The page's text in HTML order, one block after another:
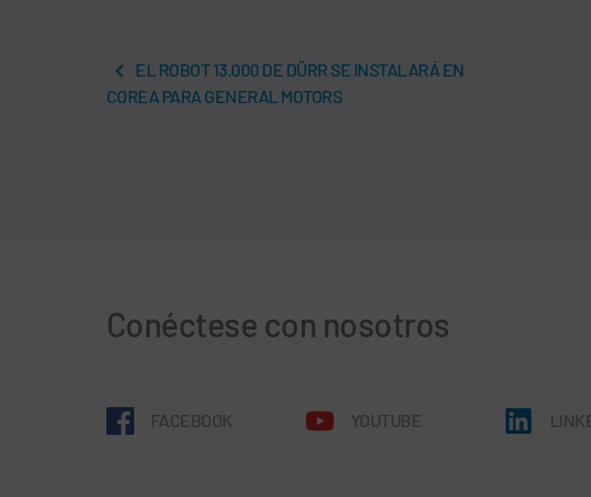
EL ROBOT 13.000 DE DÜRR SE INSTALARÁ EN
COREA PARA GENERAL MOTORS
Conéctese con nosotros
FACEBOOK YOUTUBE